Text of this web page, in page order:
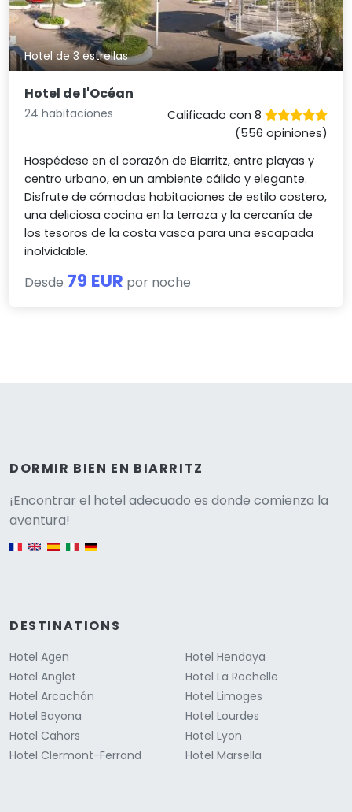
Hotel de 3 estrellas
Hotel de l'Océan
24 habitaciones
Calificado con 8
(556 opiniones)
Hospédese en el corazón de Biarritz, entre playas y
centro urbano, en un ambiente cálido y elegante.
Disfrute de cómodas habitaciones de estilo costero,
una deliciosa cocina en la terraza y la cercanía de
los tesoros de la costa vasca para una escapada
inolvidable.
Desde 79 EUR por noche
DORMIR BIEN EN BIARRITZ
¡Encontrar el hotel adecuado es donde comienza la
aventura!
English version
DESTINATIONS
Hotel Agen
Hotel Anglet
Hotel Arcachón
Hotel Bayona
Hotel Cahors
Hotel Clermont-Ferrand
Hotel Hendaya
Hotel La Rochelle
Hotel Limoges
Hotel Lourdes
Hotel Lyon
Hotel Marsella